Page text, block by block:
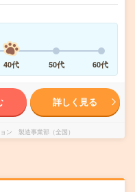
40代 50代 60代
詳しく見る
ン 製造事業部（全国）